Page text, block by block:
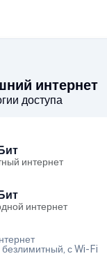
интернет
доступа
интернет
интернет
с Wi-Fi